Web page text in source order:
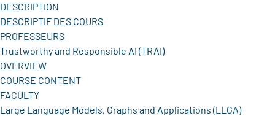
DESCRIPTION
DESCRIPTIF DES COURS
PROFESSEURS
Trustworthy and Responsible AI (TRAI)
OVERVIEW
COURSE CONTENT
FACULTY
Large Language Models, Graphs and Applications (LLGA)